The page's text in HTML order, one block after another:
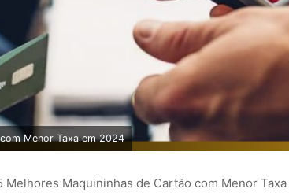
Menor Taxa em 2024
Melhores Maquininhas de Cartão com Menor